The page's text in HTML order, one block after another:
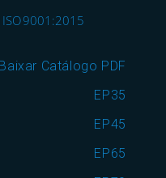
9001:2015
Baixar Catálogo PDF
EP35
EP45
EP65